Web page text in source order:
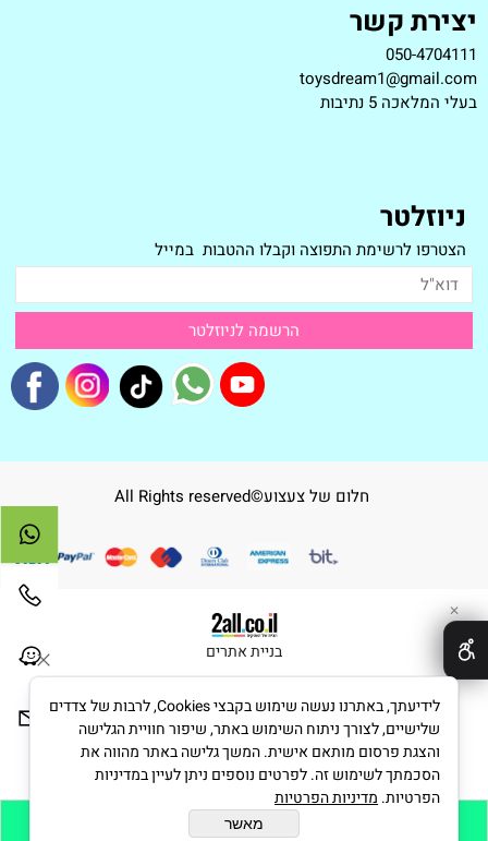
הוסף לסל
יצירת קשר
050-4704111
toysdream1@gmail.com
בעלי המלאכה 5 נתיבות
ניוזלטר
הצטרפו לרשימת התפוצה וקבלו ההטבות במייל
חלום של צעצוע©All Rights reserved
בניית אתרים
✕
לידיעתך, באתרנו נעשה שימוש בקבצי Cookies, לרבות של צדדים
שלישיים, לצורך ניתוח השימוש באתר, שיפור חוויית הגלישה
והצגת פרסום מותאם אישית. המשך גלישה באתר מהווה את
הסכמתך לשימוש זה. לפרטים נוספים ניתן לעיין במדיניות
הפרטיות. מדיניות הפרטיות
מאשר